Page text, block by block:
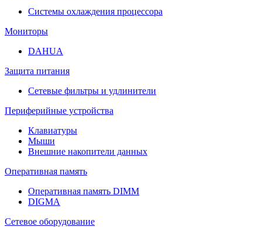
Системы охлаждения процессора
Мониторы
DAHUA
Защита питания
Сетевые фильтры и удлинители
Периферийные устройства
Клавиатуры
Мыши
Внешние накопители данных
Оперативная память
Оперативная память DIMM
DIGMA
Сетевое оборудование